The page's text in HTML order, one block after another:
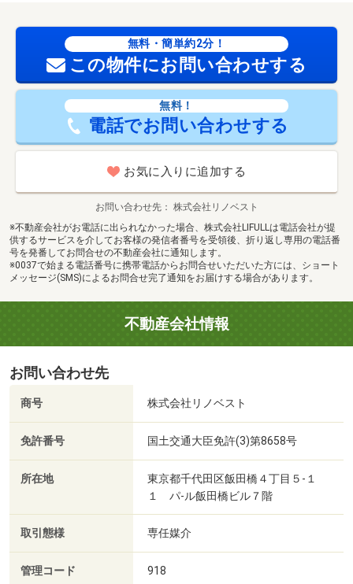
無料・簡単約2分！
この物件にお問い合わせする
無料！
電話でお問い合わせする
お気に入りに追加する
お問い合わせ先
株式会社リノベスト
※不動産会社がお電話に出られなかった場合、株式会社LIFULLは電話会社が提
供するサービスを介してお客様の発信者番号を受領後、折り返し専用の電話番
号を発番してお問合せの不動産会社に通知します。
※0037で始まる電話番号に携帯電話からお問合せいただいた方には、ショート
メッセージ(SMS)によるお問合せ完了通知をお届けする場合があります。
不動産会社情報
お問い合わせ先
商号 株式会社リノベスト
免許番号 国土交通大臣免許(3)第8658号
所在地
東京都千代田区飯田橋４丁目５‐１
１ パ‐ル飯田橋ビル７階
取引態様 専任媒介
管理コード 918